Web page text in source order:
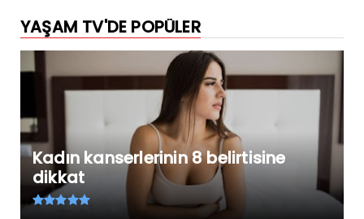
YAŞAM TV'DE POPÜLER
Kadın kanserlerinin 8 belirtisine
dikkat